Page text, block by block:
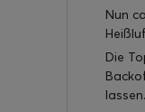
Nun
Die
lassen.